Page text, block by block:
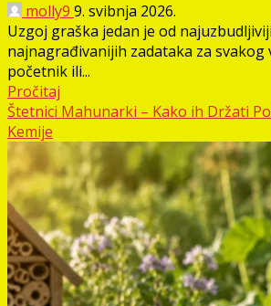
molly9 9. svibnja 2026.
Uzgoj graška jedan je od
najnagrađivanijih zadataka za svakog
početnik ili...
Pročitaj
Štetnici Mahunarki – Kako ih Držati
Kemije